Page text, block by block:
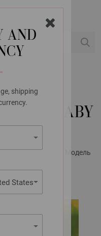
AND
shipping
States
BABY
на русском языке | Модель